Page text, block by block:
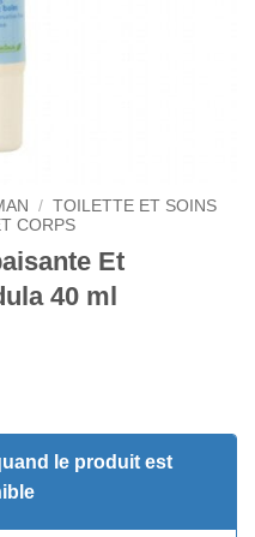
/ TOILETTE ET SOINS
CORPS
Et
40 ml
: le produit est